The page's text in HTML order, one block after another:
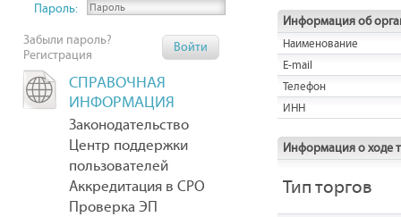
Пароль:
Забыли пароль?
Регистрация
СПРАВОЧНАЯ
ИНФОРМАЦИЯ
Законодательство
Центр поддержки
пользователей
Аккредитация в СРО
Проверка ЭП
Информация об
Наименование
E-mail
Телефон
ИНН
Информация о ходе
Тип торгов